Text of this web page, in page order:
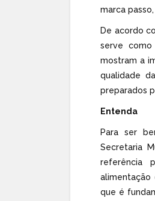
marca
De acordo
serve
mostram a
qualidade
preparados
Entenda
Para ser
Secretaria
referência
alimentação
que é